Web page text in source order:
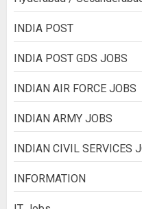
INDIA POST
INDIA POST GDS JOBS
INDIAN AIR FORCE JOBS
INDIAN ARMY JOBS
INDIAN CIVIL SERVICES
INFORMATION